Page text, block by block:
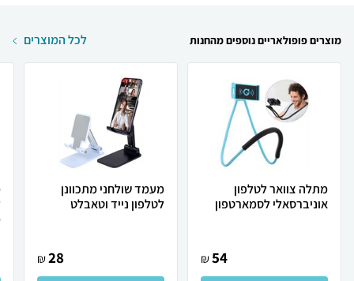
מוצרים פופולאריים נוספים מהחנות לכל המוצרים
מתלה צוואר לטלפון
אוניברסאלי לסמארטפון
54
₪
מעמד שולחני מתכוונן
לטלפון נייד וטאבלט
28
₪